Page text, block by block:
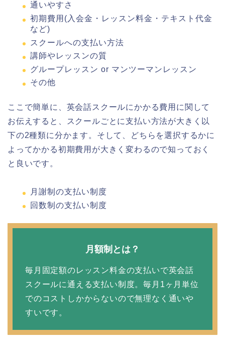
通いやすさ
初期費用(入会金・レッスン料金・テキスト代金
など)
スクールへの支払い方法
講師やレッスンの質
グループレッスン or マンツーマンレッスン
その他
ここで簡単に、英会話スクールにかかる費用に関して
お伝えすると、スクールごとに支払い方法が大きく以
下の2種類に分かます。そして、どちらを選択するかに
よってかかる初期費用が大きく変わるので知っておく
と良いです。
月謝制の支払い制度
回数制の支払い制度
月額制とは？
毎月固定額のレッスン料金の支払いで英会話
スクールに通える支払い制度。毎月1ヶ月単位
でのコストしかからないので無理なく通いや
すいです。